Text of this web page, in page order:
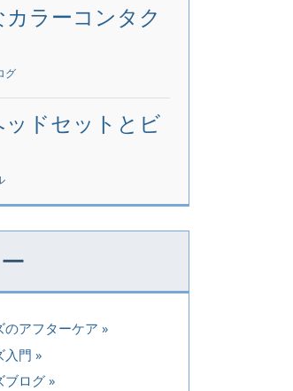
ラーコンタク
グ
ッドセットとビ
のアフターケア
入門
ブログ